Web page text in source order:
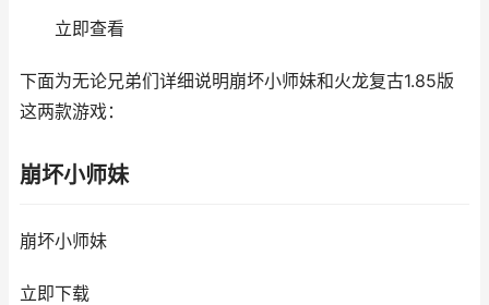
立即查看
下面为无论兄弟们详细说明崩坏小师妹和火龙复古1.85版
这两款游戏：
崩坏小师妹
崩坏小师妹
立即下载